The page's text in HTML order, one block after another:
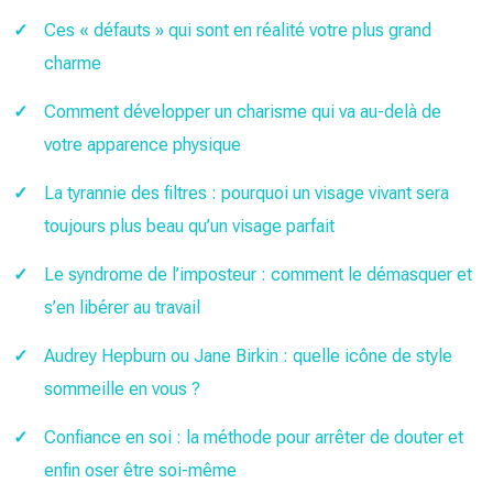
Ces « défauts » qui sont en réalité votre plus grand
charme
Comment développer un charisme qui va au-delà de
votre apparence physique
La tyrannie des filtres : pourquoi un visage vivant sera
toujours plus beau qu’un visage parfait
Le syndrome de l’imposteur : comment le démasquer et
s’en libérer au travail
Audrey Hepburn ou Jane Birkin : quelle icône de style
sommeille en vous ?
Confiance en soi : la méthode pour arrêter de douter et
enfin oser être soi-même